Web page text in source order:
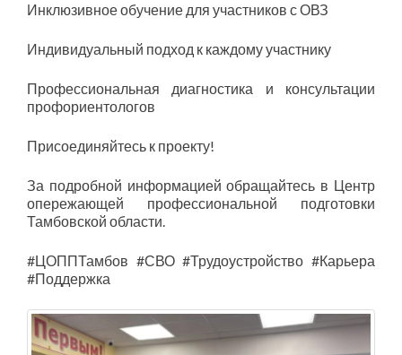
Инклюзивное обучение для участников с ОВЗ
Индивидуальный подход к каждому участнику
Профессиональная диагностика и консультации
профориентологов
Присоединяйтесь к проекту!
За подробной информацией обращайтесь в Центр
опережающей профессиональной подготовки
Тамбовской области.
#ЦОППТамбов #СВО #Трудоустройство #Карьера
#Поддержка